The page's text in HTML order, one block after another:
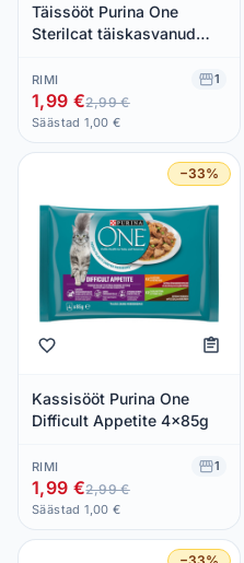
Täissööt Purina One
Sterilcat täiskasvanud
RIMI 1
1,99 €2,99 €
Säästad 1,00 €
−33%
Kassisööt Purina One
Difficult Appetite 4x85g
RIMI 1
1,99 €2,99 €
Säästad 1,00 €